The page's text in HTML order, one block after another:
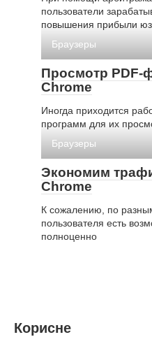
пользователи
повышения прибыли
Браузеры
Просмотр PDF-
Chrome
Иногда приходится
программ для их
Браузеры
Экономим
Chrome
К сожалению, по
пользователя есть
полноценно
Корисне